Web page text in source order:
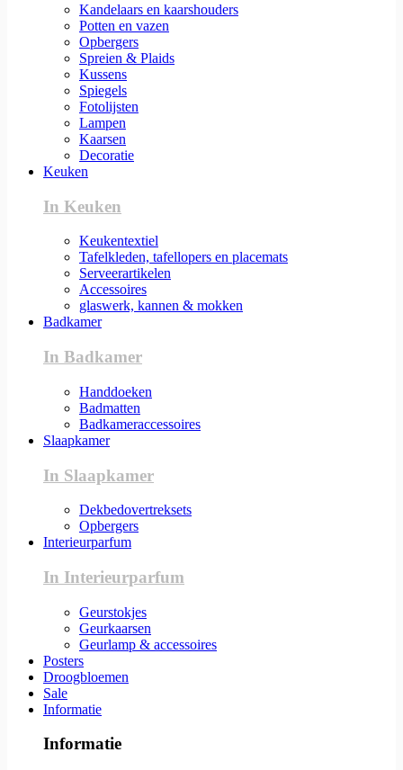
Kandelaars en kaarshouders
Potten en vazen
Opbergers
Spreien & Plaids
Kussens
Spiegels
Fotolijsten
Lampen
Kaarsen
Decoratie
Keuken
In Keuken
Keukentextiel
Tafelkleden, tafellopers en placemats
Serveerartikelen
Accessoires
glaswerk, kannen & mokken
Badkamer
In Badkamer
Handdoeken
Badmatten
Badkameraccessoires
Slaapkamer
In Slaapkamer
Dekbedovertreksets
Opbergers
Interieurparfum
In Interieurparfum
Geurstokjes
Geurkaarsen
Geurlamp & accessoires
Posters
Droogbloemen
Sale
Informatie
Informatie